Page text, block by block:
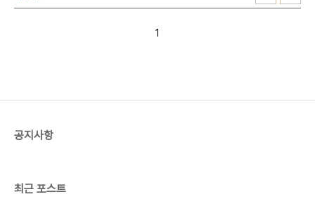
1
공지사항
최근 포스트